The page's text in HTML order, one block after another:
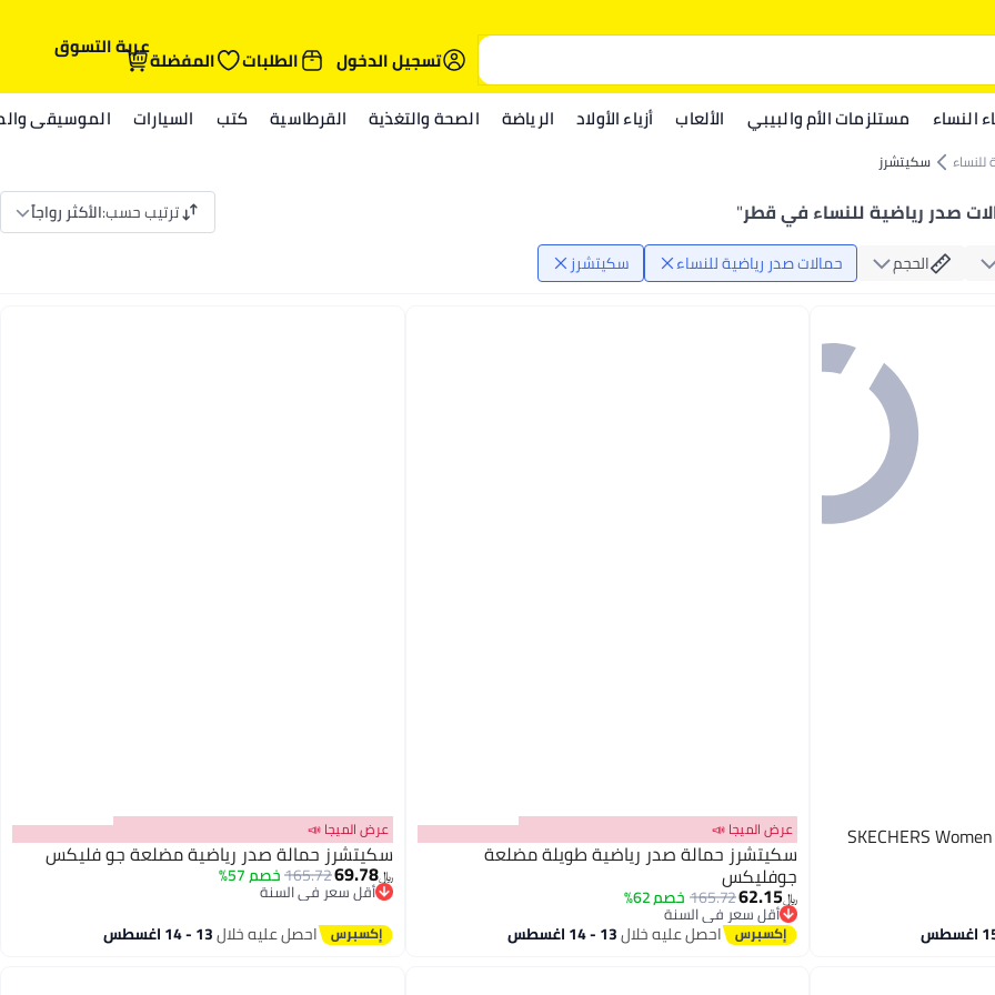
تسجيل الدخول
الطلبات المفضلةعربة التسوق
النساء مستلزمات الأم والبيبي الألعاب أزياء الأولاد الرياضة الصحة والتغذية القرطاسية كتب السيارات الموسيقى
للنساء سكيتشرز
صدر رياضية للنساء في قطر" ترتيب حسب:الأكثر رواجاً
الحجم حمالات صدر رياضية للنساء سكيتشرز
SKECHERS عرض الميجا 📣
سكيتشرز حمالة صدر رياضية طويلة مضلعة
جوفليكس
﷼‏62.15
165.72خصم 62%
أقل سعر في السنة
أقل سعر في السنة
احصل عليه خلال13 - 14 اغسطس
عرض الميجا 📣
سكيتشرز حمالة صدر رياضية مضلعة جو فليكس
﷼‏69.78
165.72خصم 57%
أقل سعر في السنة
أقل سعر في السنة
احصل عليه خلال13 - 14 اغسطس